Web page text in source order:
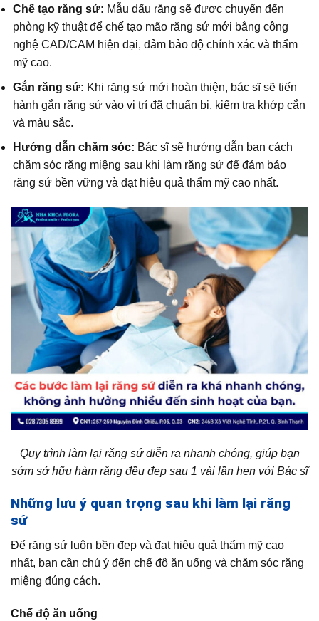
Chế tạo răng sứ: Mẫu dấu răng sẽ được chuyển đến
phòng kỹ thuật để chế tạo mão răng sứ mới bằng công
nghệ CAD/CAM hiện đại, đảm bảo độ chính xác và thẩm
mỹ cao.
Gắn răng sứ: Khi răng sứ mới hoàn thiện, bác sĩ sẽ tiến
hành gắn răng sứ vào vị trí đã chuẩn bị, kiểm tra khớp cắn
và màu sắc.
Hướng dẫn chăm sóc: Bác sĩ sẽ hướng dẫn bạn cách
chăm sóc răng miệng sau khi làm răng sứ để đảm bảo
răng sứ bền vững và đạt hiệu quả thẩm mỹ cao nhất.
Quy trình làm lại răng sứ diễn ra nhanh chóng, giúp bạn
sớm sở hữu hàm răng đều đẹp sau 1 vài lần hẹn với Bác sĩ
Những lưu ý quan trọng sau khi làm lại răng
sứ
Để răng sứ luôn bền đẹp và đạt hiệu quả thẩm mỹ cao
nhất, bạn cần chú ý đến chế độ ăn uống và chăm sóc răng
miệng đúng cách.
Chế độ ăn uống